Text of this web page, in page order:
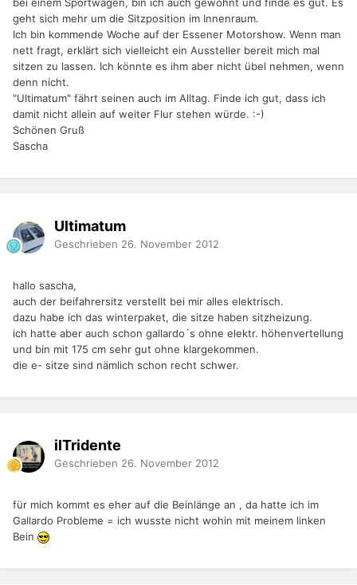
bei einem Sportwagen, bin ich auch gewohnt und finde es gut. Es
geht sich mehr um die Sitzposition im Innenraum.
Ich bin kommende Woche auf der Essener Motorshow. Wenn man
nett fragt, erklärt sich vielleicht ein Aussteller bereit mich mal
sitzen zu lassen. Ich könnte es ihm aber nicht übel nehmen, wenn
denn nicht.
"Ultimatum" fährt seinen auch im Alltag. Finde ich gut, dass ich
damit nicht allein auf weiter Flur stehen würde. :-)
Schönen Gruß
Sascha
Ultimatum
Geschrieben 26. November 2012
hallo sascha,
auch der beifahrersitz verstellt bei mir alles elektrisch.
dazu habe ich das winterpaket, die sitze haben sitzheizung.
ich hatte aber auch schon gallardo´s ohne elektr. höhenvertellung
und bin mit 175 cm sehr gut ohne klargekommen.
die e- sitze sind nämlich schon recht schwer.
ilTridente
Geschrieben 26. November 2012
für mich kommt es eher auf die Beinlänge an , da hatte ich im
Gallardo Probleme = ich wusste nicht wohin mit meinem linken
Bein